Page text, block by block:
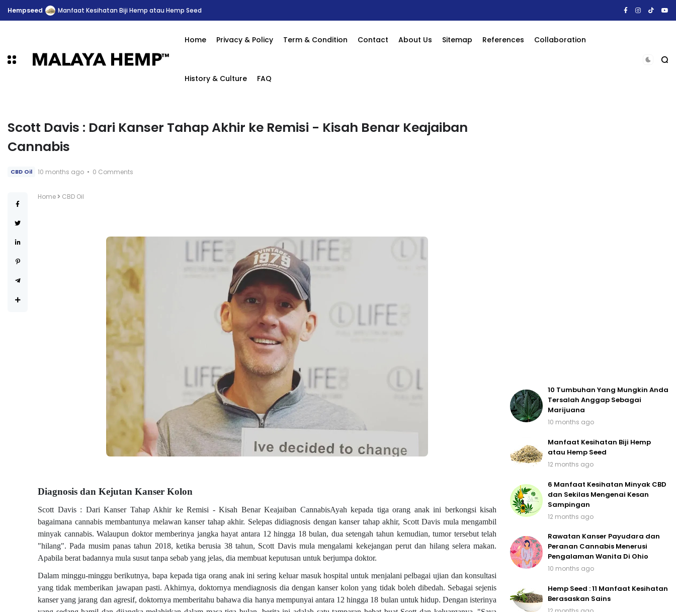
Hempseed Manfaat Kesihatan Biji Hemp atau Hemp Seed
Home Privacy & Policy Term & Condition Contact About Us Sitemap References Collaboration
History & Culture FAQ
Scott Davis : Dari Kanser Tahap Akhir ke Remisi - Kisah Benar Keajaiban
Cannabis
CBD Oil 10 months ago 0 Comments
Home CBD Oil
Diagnosis dan Kejutan Kanser Kolon
Scott Davis : Dari Kanser Tahap Akhir ke Remisi - Kisah Benar Keajaiban CannabisAyah kepada tiga orang anak ini berkongsi kisah
bagaimana cannabis membantunya melawan kanser tahap akhir. Selepas didiagnosis dengan kanser tahap akhir, Scott Davis mula mengambil
minyak cannabis. Walaupun doktor memberinya jangka hayat antara 12 hingga 18 bulan, dua setengah tahun kemudian, tumor tersebut telah
"hilang". Pada musim panas tahun 2018, ketika berusia 38 tahun, Scott Davis mula mengalami kekejangan perut dan hilang selera makan.
Apabila berat badannya mula susut tanpa sebab yang jelas, dia membuat keputusan untuk berjumpa doktor.
Dalam minggu-minggu berikutnya, bapa kepada tiga orang anak ini sering keluar masuk hospital untuk menjalani pelbagai ujian dan konsultasi
yang tidak memberikan jawapan pasti. Akhirnya, doktornya mendiagnosis dia dengan kanser kolon yang tidak boleh dibedah. Sebagai sejenis
kanser yang jarang dan agresif, doktornya memberitahu bahawa dia hanya mempunyai antara 12 hingga 18 bulan untuk hidup. Dengan isterinya
10 Tumbuhan Yang Mungkin Anda
Tersalah Anggap Sebagai
Marijuana
10 months ago
Manfaat Kesihatan Biji Hemp
atau Hemp Seed
12 months ago
6 Manfaat Kesihatan Minyak CBD
dan Sekilas Mengenai Kesan
Sampingan
12 months ago
Rawatan Kanser Payudara dan
Peranan Cannabis Menerusi
Pengalaman Wanita Di Ohio
10 months ago
Hemp Seed : 11 Manfaat Kesihatan
Berasaskan Sains